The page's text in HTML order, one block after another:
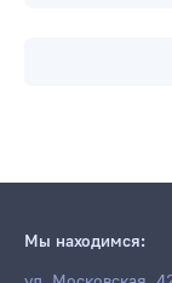
Мы находимся: